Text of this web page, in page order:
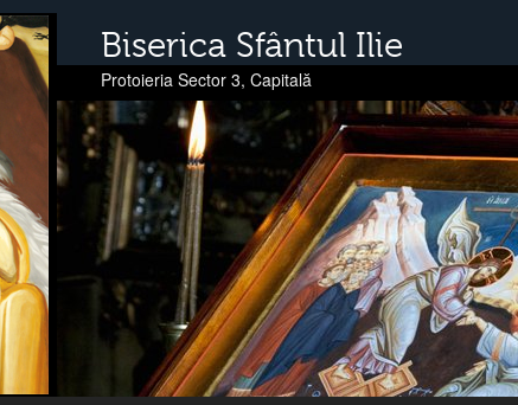
Biserica Sfântul Ilie
Protoieria Sector 3, Capitală